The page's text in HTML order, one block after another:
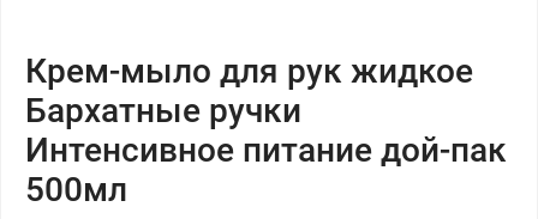
Крем-мыло для рук жидкое
Бархатные ручки
Интенсивное питание дой-пак
500мл